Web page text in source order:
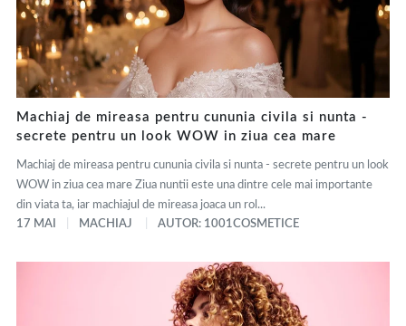
Machiaj de mireasa pentru cununia civila si nunta -
secrete pentru un look WOW in ziua cea mare
Machiaj de mireasa pentru cununia civila si nunta - secrete pentru un look
WOW in ziua cea mare Ziua nuntii este una dintre cele mai importante
din viata ta, iar machiajul de mireasa joaca un rol...
17 MAI
MACHIAJ AUTOR: 1001COSMETICE